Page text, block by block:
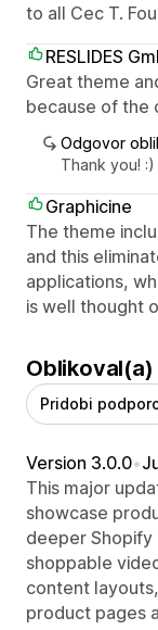
to all Cec T.
RESLIDES
Great theme
because of the
Odgovor
Thank you! :)
Graphicine
The theme
and this
applications,
is well thought
Oblikoval(a)
Pridobi
Version 3.0.0•
This major
showcase
deeper
shoppable
content
product pages